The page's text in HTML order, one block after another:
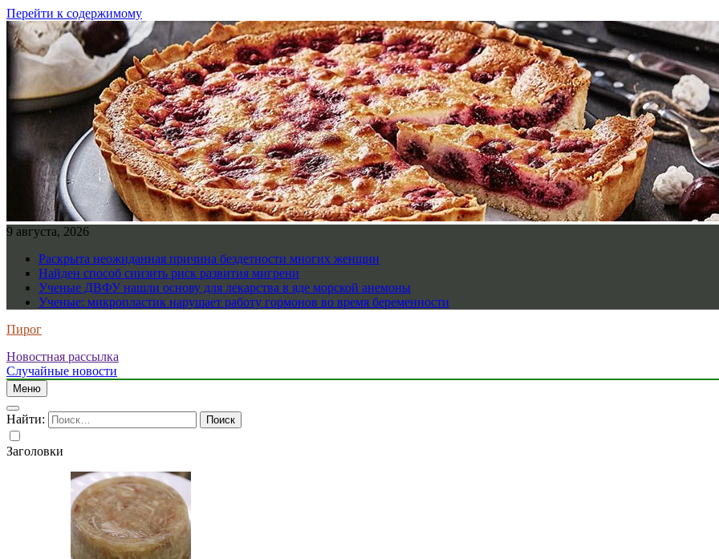
Перейти к содержимому
9 августа, 2026
Раскрыта неожиданная причина бездетности многих женщин
Найден способ снизить риск развития мигрени
Ученые ДВФУ нашли основу для лекарства в яде морской анемоны
Ученые: микропластик нарушает работу гормонов во время беременности
Пирог
Новостная рассылка
Случайные новости
Меню
Найти:
Заголовки